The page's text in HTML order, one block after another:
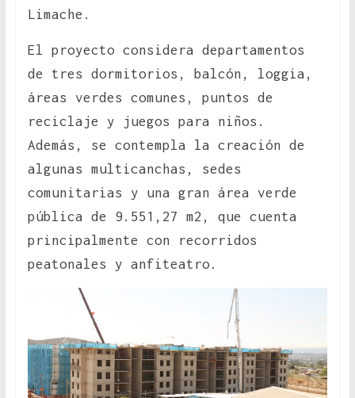
Limache.
El proyecto considera departamentos
de tres dormitorios, balcón, loggia,
áreas verdes comunes, puntos de
reciclaje y juegos para niños.
Además, se contempla la creación de
algunas multicanchas, sedes
comunitarias y una gran área verde
pública de 9.551,27 m2, que cuenta
principalmente con recorridos
peatonales y anfiteatro.